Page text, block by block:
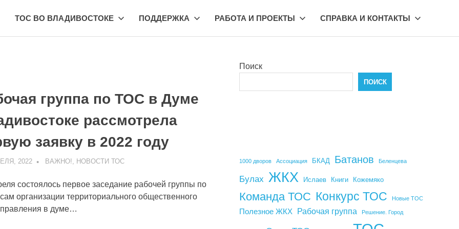
ТОС ВО ВЛАДИВОСТОКЕ ПОДДЕРЖКА РАБОТА И ПРОЕКТЫ СПРАВКА И КОНТАКТЫ
группа по ТОС в Думе
рассмотрела
заявку в 2022 году
2022 ADMIN
ВАЖНО! НОВОСТИ ТОС
состоялось первое заседание рабочей группы по
организации территориального общественного
в думе…
Поиск
ПОИСК
1000 дворов Ассоциация БКАД Батанов Беленцева
Булах ЖКХ Ислаев Книги Кожемяко
Команда ТОС Конкурс ТОС Новые ТОС
Полезное ЖКХ Рабочая группа Решение. Город